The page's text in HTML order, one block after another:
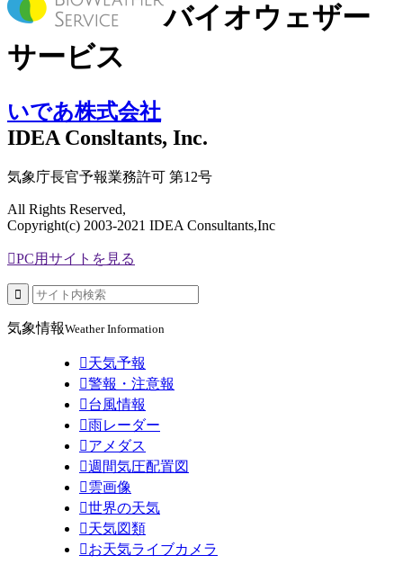
バイオウェザー
サービス
いであ株式会社
IDEA Consltants, Inc.
気象庁長官予報業務許可 第12号
All Rights Reserved,
Copyright(c) 2003-2021 IDEA Consultants,Inc
PC用サイトを見る

気象情報Weather Information
天気予報
警報・注意報
台風情報
雨レーダー
アメダス
週間気圧配置図
雲画像
世界の天気
天気図類
お天気ライブカメラ